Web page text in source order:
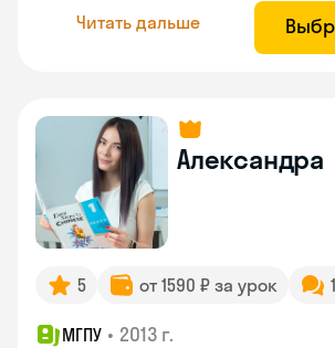
Читать дальше
Александра
5 от 1590 ₽ за урок
МГПУ • 2013 г.